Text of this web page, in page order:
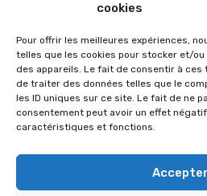
cookies
Pour offrir les meilleures expériences,
telles que les cookies pour stocker et/
des appareils. Le fait de consentir à
de traiter des données telles que le
les ID uniques sur ce site. Le fait de ne
consentement peut avoir un effet
caractéristiques et fonctions.
Accepter